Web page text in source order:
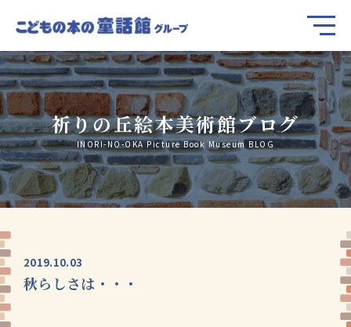
祈りの丘絵本美術館ブログ
INORI-NO-OKA Picture Book Museum BLOG
2019.10.03
秋らしさは・・・